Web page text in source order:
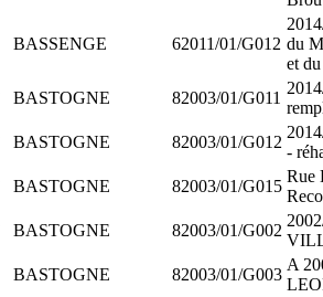
BASSENGE 62011/01/G012 du
et
BASTOGNE 82003/01/G011
BASTOGNE 82003/01/G012
-
BASTOGNE 82003/01/G015
Rue
BASTOGNE 82003/01/G002
BASTOGNE 82003/01/G003
A